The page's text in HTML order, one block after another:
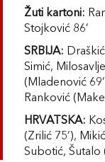
Žuti kartoni:
Stojković 86’
SRBIJA:
Simić,
(Mladenović
Ranković
HRVATSKA:
(Zrilić 75’),
Subotić, Šutalo